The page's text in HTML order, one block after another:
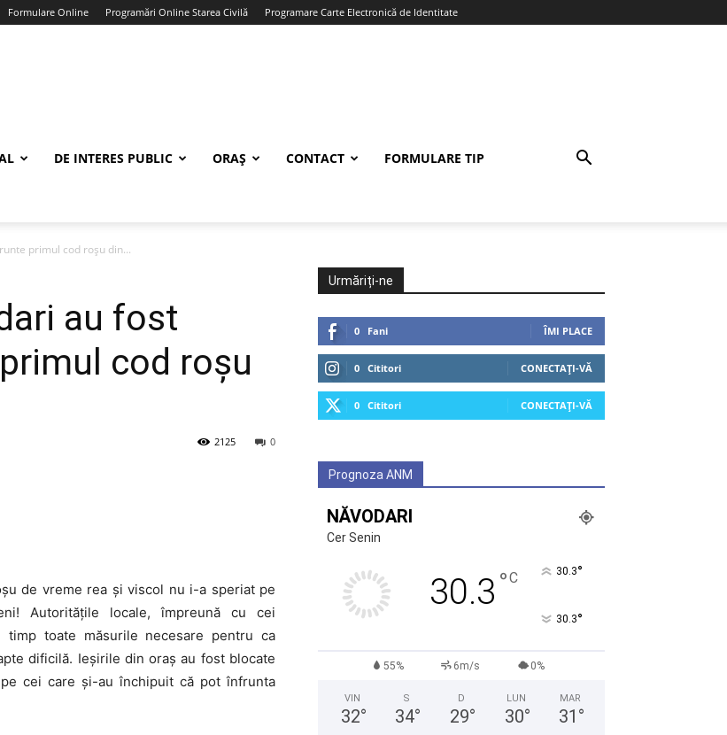
Formulare Online Programări Online Starea Civilă Programare Carte Electronică de Identitate
DE INTERES PUBLIC ORAȘ CONTACT FORMULARE TIP
primul cod roşu din...
au fost
cod roşu
0
2125
de vreme rea şi viscol nu i-a speriat pe
Autorităţile locale, împreună cu cei
toate măsurile necesare pentru ca
dificilă. Ieşirile din oraş au fost blocate
cei care şi-au închipuit că pot înfrunta
Urmăriți-ne
0 Fani ÎMI PLACE
0 Cititori CONECTAȚI-VĂ
0 Cititori CONECTAȚI-VĂ
Prognoza ANM
NĂVODARI
Cer Senin
30.3 °C 30.3°
30.3°
55% 6m/s 0%
VIN
32°
S
34°
D
29°
LUN
30°
MAR
31 °